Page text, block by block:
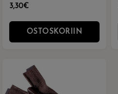
3,30€
OSTOSKORIIN